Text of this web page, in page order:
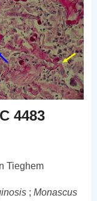
4483
Tieghem
; Monascus